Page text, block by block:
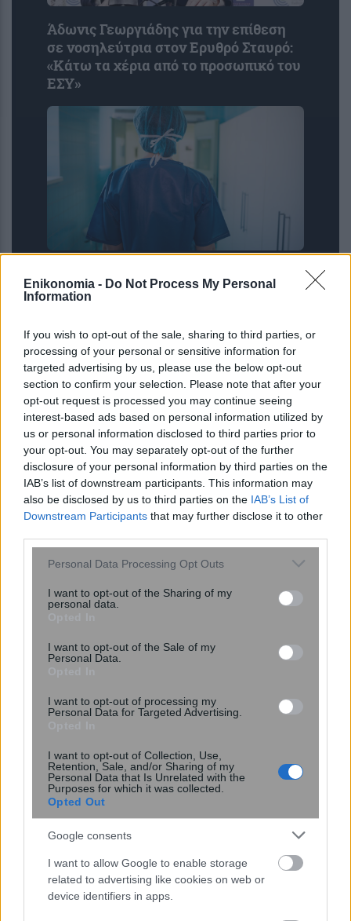
Enikonomia - Do Not Process My Personal
Information
If you wish to opt-out of the sale, sharing to third parties, or
processing of your personal or sensitive information for
targeted advertising by us, please use the below opt-out
section to confirm your selection. Please note that after your
opt-out request is processed you may continue seeing
interest-based ads based on personal information utilized by
us or personal information disclosed to third parties prior to
your opt-out. You may separately opt-out of the further
disclosure of your personal information by third parties on the
IAB’s list of downstream participants. This information may
also be disclosed by us to third parties on the IAB’s List of
Downstream Participants that may further disclose it to other
Please note that this website/app uses one or more Google
not limited to your visit or usage behaviour. You may click to
grant or deny consent to Google and its third-party tags to
consent section.
Personal Data Processing Opt Outs
I want to opt-out of the Sharing of my
personal data.
I want to opt-out of the Sale of my
Personal Data.
I want to opt-out of processing my
Personal Data for Targeted Advertising.
I want to opt-out of Collection, Use,
Retention, Sale, and/or Sharing of my
Personal Data that Is Unrelated with the
Purposes for which it was collected.
Opted Out
Google consents
I want to allow Google to enable storage
related to advertising like cookies on web or
device identifiers in apps.
Άδωνις Γεωργιάδης για την επίθεση
σε νοσηλεύτρια στον Ερυθρό Σταυρό:
«Κάτω τα χέρια από το προσωπικό του
ΕΣΥ»
3 θέσεις στις πανεπιστημιακές σχολές
UNC6671: Η νέα απειλή που κλέβει
δεδομένα από το Microsoft 365 με
υποκλοπή εταιρικών συνεδριών
Κουίζ: Πόσο καλά θυμάστε την
ελληνική μυθολογία; Μπορείτε να
απαντήσετε σωστά και στις 3
ερωτήσεις;